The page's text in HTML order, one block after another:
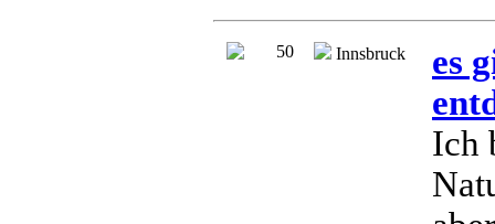
50 Innsbruck
es
Ich